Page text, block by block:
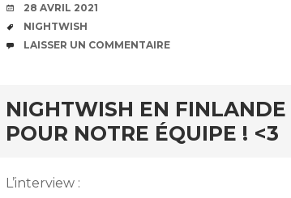
DATE
28 AVRIL 2021
ÉTIQUETTES
NIGHTWISH
COMMENTAIRES
LAISSER UN COMMENTAIRE
NIGHTWISH EN
POUR NOTRE ÉQUIPE ! <3
L’interview :